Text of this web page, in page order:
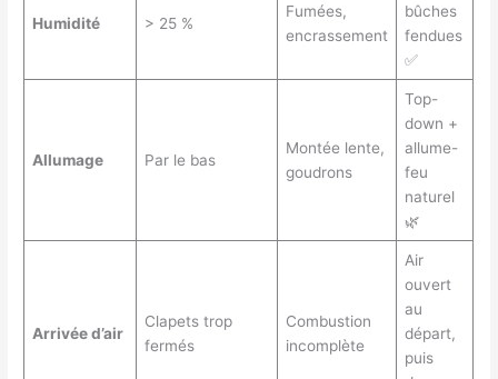
Humidité > 25 %
Fumées,
encrassement
bûches
fendues
✅
Allumage Par le bas
Montée lente,
goudrons
Top-
down +
allume-
feu
naturel
🌿
Arrivée d’air
Clapets trop
fermés
Combustion
incomplète
Air
ouvert
au
départ,
puis